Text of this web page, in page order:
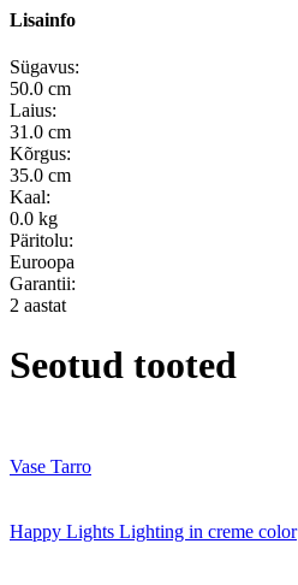
Lisainfo
Sügavus:
50.0 cm
Laius:
31.0 cm
Kõrgus:
35.0 cm
Kaal:
0.0 kg
Päritolu:
Euroopa
Garantii:
2 aastat
Seotud tooted
Vase Tarro
Happy Lights Lighting in creme color